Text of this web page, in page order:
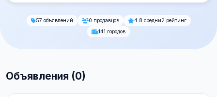
57 объявлений 0 продавцов
4.8 средний рейтинг
141 городов
Объявления (0)